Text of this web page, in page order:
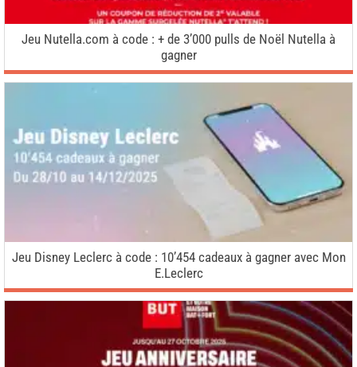
Jeu Nutella.com à code : + de 3’000 pulls de Noël Nutella à
gagner
Jeu Disney Leclerc à code : 10’454 cadeaux à gagner avec Mon
E.Leclerc